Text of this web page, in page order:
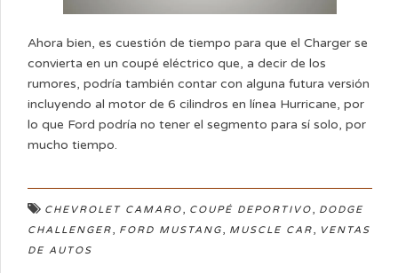
Ahora bien, es cuestión de tiempo para que el Charger se
convierta en un coupé eléctrico que, a decir de los
rumores, podría también contar con alguna futura versión
incluyendo al motor de 6 cilindros en línea Hurricane, por
lo que Ford podría no tener el segmento para sí solo, por
mucho tiempo.
CHEVROLET CAMARO, COUPÉ DEPORTIVO, DODGE
CHALLENGER, FORD MUSTANG, MUSCLE CAR, VENTAS
DE AUTOS